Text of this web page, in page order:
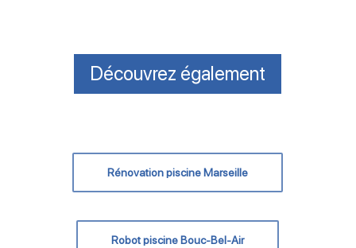
Découvrez également
Rénovation piscine Marseille
Robot piscine Bouc-Bel-Air